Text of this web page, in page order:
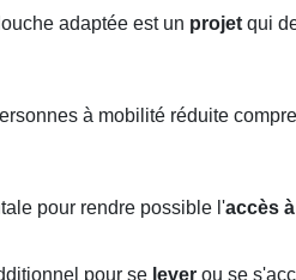
adaptée est un projet qui
à mobilité réduite
pour rendre possible l'accès
pour se lever ou se